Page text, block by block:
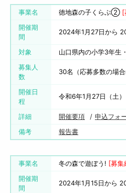
事業名 徳地森の子くらぶ② [
開催期
間
2024年1月27日から
対象
山口県内の小学3年生
募集人
数
30名（応募多数の場合
開催日
程
令和6年1月27日（土
詳細 開催要項 申込フォ
備考
報告書
事業名 冬の森で遊ぼう! [募集
開催期
間
2024年1月15日から